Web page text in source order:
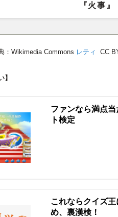
『火事』
：Wikimedia Commons レティ CC
】
ファンなら満点
ト検定
これならクイズ
め、裏漢検！